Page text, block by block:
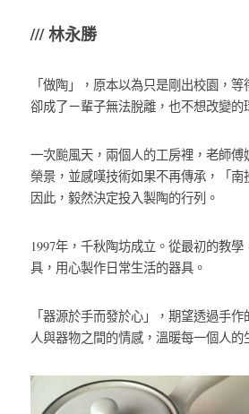
/// 林永勝
「做陶」，原本以為只是剛出校園，
卻成了ㄧ輩子無法脫離，也不想改變的
一次颱風天，兩個人的工房裡，老師
榮景，並感嘆技術如果不再傳承，「南
因此，毅然決定投入製陶的行列。
1997年，千秋陶坊成立。從最初的教
具，用心製作日常生活的器具。
「器源於手而發於心」，期望透過手
人與器物之間的情感，溫暖每一個人的